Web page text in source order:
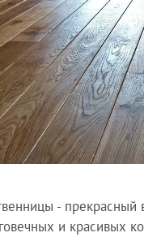
- прекрасный
и красивых